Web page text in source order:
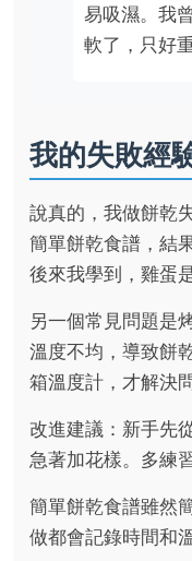
易吸濕。我
軟了，只好
我的失敗經
說真的，我做餅乾
簡單餅乾食譜，結
後來我學到，雞蛋
另一個常見問題是
溫度不均，導致餅
箱溫度計，才解決問
改進建議：新手先
急著加花樣。多練
簡單餅乾食譜雖然
做都會記錄時間和